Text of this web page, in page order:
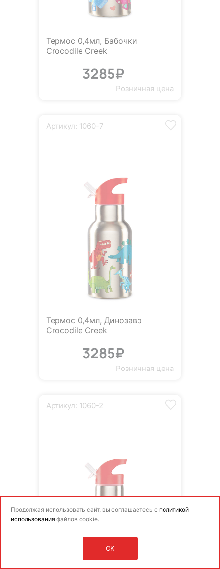
Термос 0,4мл, Бабочки
Crocodile Creek
3285₽
Розничная цена
Артикул: 1060-7
Термос 0,4мл, Динозавр
Crocodile Creek
3285₽
Розничная цена
Артикул: 1060-2
Оставить заявку
Продолжая использовать сайт, вы соглашаетесь с политикой
использования файлов cookie.
OK